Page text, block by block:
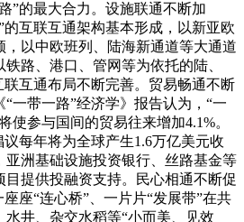
”的最大合力。设施联通不断加
的互联互通架构基本形成，以新亚欧
，以中欧班列、陆海新通道等大通道
路、港口、管网等为依托的陆、
联互通布局不断完善。贸易畅通不断
一带一路”经济学》报告认为，“一
使参与国间的贸易往来增加4.1%。
议每年将为全球产生1.6万亿美元收
亚洲基础设施投资银行、丝路基金等
提供投融资支持。民心相通不断促
座“连心桥”、一片片“发展带”在共
井、杂交水稻等“小而美、见效